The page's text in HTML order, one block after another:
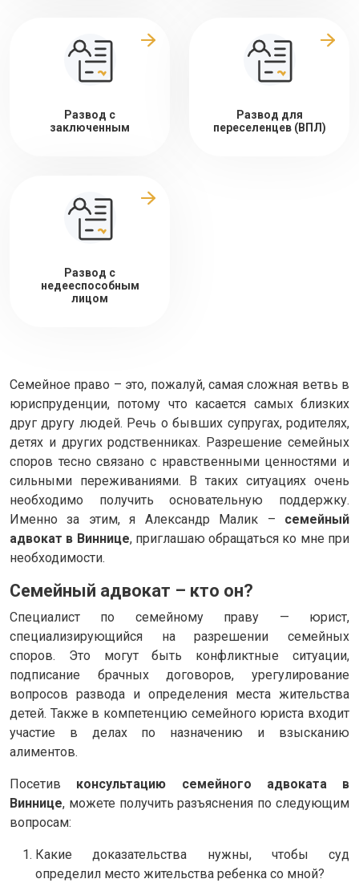
Развод с
заключенным
Развод для
переселенцев (ВПЛ)
Развод с
недееспособным
лицом
Семейное право – это, пожалуй, самая сложная ветвь в
юриспруденции, потому что касается самых близких
друг другу людей. Речь о бывших супругах, родителях,
детях и других родственниках. Разрешение семейных
споров тесно связано с нравственными ценностями и
сильными переживаниями. В таких ситуациях очень
необходимо получить основательную поддержку.
Именно за этим, я Александр Малик – семейный
адвокат в Виннице, приглашаю обращаться ко мне при
необходимости.
Семейный адвокат – кто он?
Специалист по семейному праву — юрист,
специализирующийся на разрешении семейных
споров. Это могут быть конфликтные ситуации,
подписание брачных договоров, урегулирование
вопросов развода и определения места жительства
детей. Также в компетенцию семейного юриста входит
участие в делах по назначению и взысканию
алиментов.
Посетив консультацию семейного адвоката в
Виннице, можете получить разъяснения по следующим
вопросам:
Какие доказательства нужны, чтобы суд
определил место жительства ребенка со мной?